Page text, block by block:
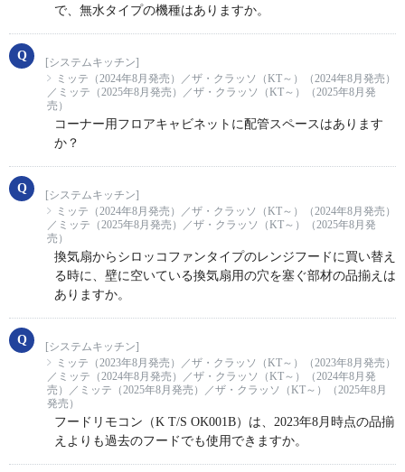
で、無水タイプの機種はありますか。
[システムキッチン]
ミッテ（2024年8月発売）／ザ・クラッソ（KT～）（2024年8月発売）
／ミッテ（2025年8月発売）／ザ・クラッソ（KT～）（2025年8月発
売）
コーナー用フロアキャビネットに配管スペースはあります
か？
[システムキッチン]
ミッテ（2024年8月発売）／ザ・クラッソ（KT～）（2024年8月発売）
／ミッテ（2025年8月発売）／ザ・クラッソ（KT～）（2025年8月発
売）
換気扇からシロッコファンタイプのレンジフードに買い替え
る時に、壁に空いている換気扇用の穴を塞ぐ部材の品揃えは
ありますか。
[システムキッチン]
ミッテ（2023年8月発売）／ザ・クラッソ（KT～）（2023年8月発売）
／ミッテ（2024年8月発売）／ザ・クラッソ（KT～）（2024年8月発
売）／ミッテ（2025年8月発売）／ザ・クラッソ（KT～）（2025年8月
発売）
フードリモコン（K T/S OK001B）は、2023年8月時点の品揃
えよりも過去のフードでも使用できますか。